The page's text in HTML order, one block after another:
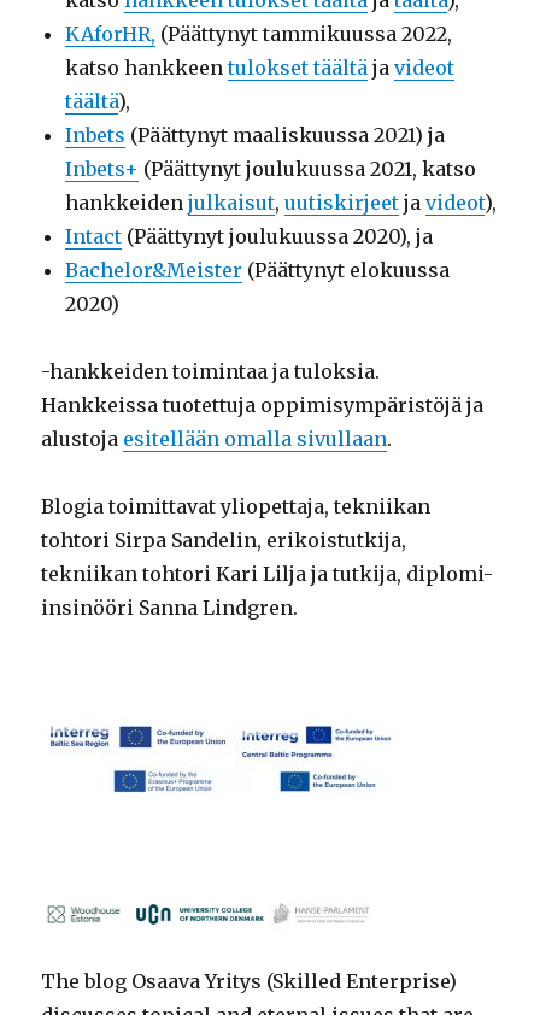
KAforHR, (Päättynyt tammikuussa 2022,
katso hankkeentulokset täältä javideot
täältä),
Inbets (Päättynyt maaliskuussa 2021) ja
Inbets+ (Päättynyt joulukuussa 2021, katso
hankkeidenjulkaisut,uutiskirjeet javideot),
Intact (Päättynyt joulukuussa 2020), ja
Bachelor&Meister (Päättynyt elokuussa
2020)
-hankkeiden toimintaa ja tuloksia.
Hankkeissa tuotettuja oppimisympäristöjä ja
alustoja esitellään omalla sivullaan.
Blogia toimittavat yliopettaja, tekniikan
tohtori Sirpa Sandelin, erikoistutkija,
tekniikan tohtori Kari Lilja ja tutkija, diplomi-
insinööri Sanna Lindgren.
The blog Osaava Yritys (Skilled Enterprise)